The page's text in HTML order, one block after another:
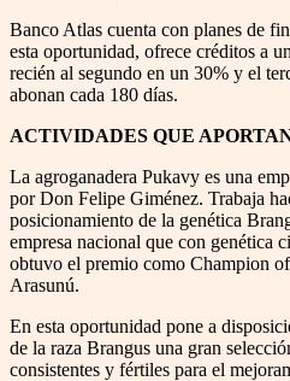
Banco Atlas cuenta con planes de
esta oportunidad, ofrece créditos a
recién al segundo en un 30% y el
abonan cada 180 días.
ACTIVIDADES QUE
La agroganadera Pukavy es una
por Don Felipe Giménez. Trabaja
posicionamiento de la genética
empresa nacional que con genética
obtuvo el premio como Champion
Arasunú.
En esta oportunidad pone a
de la raza Brangus una gran
consistentes y fértiles para el